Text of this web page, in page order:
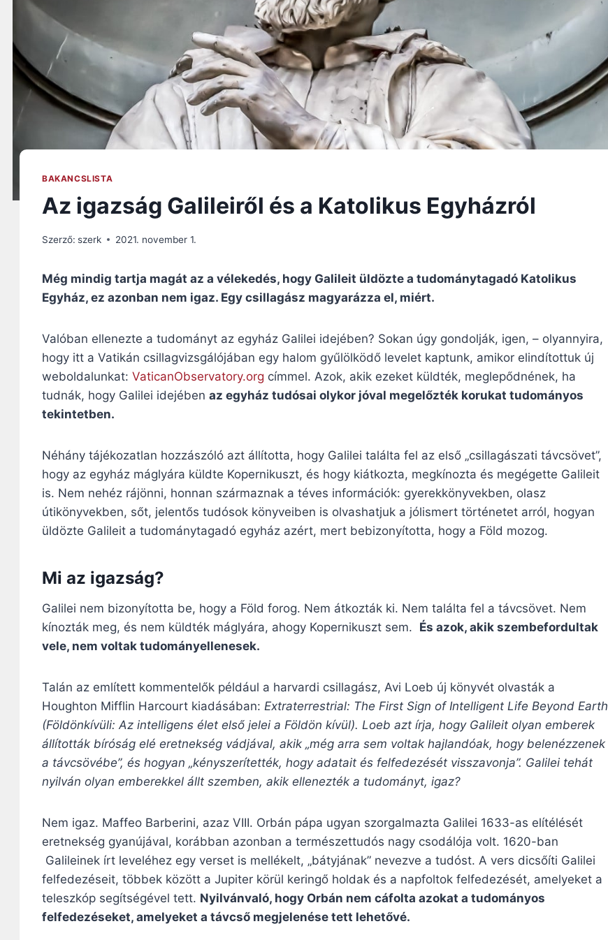
BAKANCSLISTA
Az igazság Galileiről és a Katolikus Egyházról
Szerző: szerk 2021. november 1.
Még mindig tartja magát az a vélekedés, hogy Galileit üldözte a tudománytagadó Katolikus
Egyház, ez azonban nem igaz. Egy csillagász magyarázza el, miért.
Valóban ellenezte a tudományt az egyház Galilei idejében? Sokan úgy gondolják, igen, – olyannyira,
hogy itt a Vatikán csillagvizsgálójában egy halom gyűlölködő levelet kaptunk, amikor elindítottuk új
weboldalunkat: VaticanObservatory.org címmel. Azok, akik ezeket küldték, meglepődnének, ha
tudnák, hogy Galilei idejében az egyház tudósai olykor jóval megelőzték korukat tudományos
tekintetben.
Néhány tájékozatlan hozzászóló azt állította, hogy Galilei találta fel az első „csillagászati távcsövet”,
hogy az egyház máglyára küldte Kopernikuszt, és hogy kiátkozta, megkínozta és megégette Galileit
is. Nem nehéz rájönni, honnan származnak a téves információk: gyerekkönyvekben, olasz
útikönyvekben, sőt, jelentős tudósok könyveiben is olvashatjuk a jólismert történetet arról, hogyan
üldözte Galileit a tudománytagadó egyház azért, mert bebizonyította, hogy a Föld mozog.
Mi az igazság?
Galilei nem bizonyította be, hogy a Föld forog. Nem átkozták ki. Nem találta fel a távcsövet. Nem
kínozták meg, és nem küldték máglyára, ahogy Kopernikuszt sem. És azok, akik szembefordultak
vele, nem voltak tudományellenesek.
Talán az említett kommentelők például a harvardi csillagász, Avi Loeb új könyvét olvasták a
Houghton Mifflin Harcourt kiadásában: Extraterrestrial: The First Sign of Intelligent Life Beyond Earth
(Földönkívüli: Az intelligens élet első jelei a Földön kívül). Loeb azt írja, hogy Galileit olyan emberek
állították bíróság elé eretnekség vádjával, akik „még arra sem voltak hajlandóak, hogy belenézzenek
a távcsövébe”, és hogyan „kényszerítették, hogy adatait és felfedezését visszavonja”. Galilei tehát
nyilván olyan emberekkel állt szemben, akik ellenezték a tudományt, igaz?
Nem igaz. Maffeo Barberini, azaz VIII. Orbán pápa ugyan szorgalmazta Galilei 1633-as elítélését
eretnekség gyanújával, korábban azonban a természettudós nagy csodálója volt. 1620-ban
Galileinek írt leveléhez egy verset is mellékelt, „bátyjának” nevezve a tudóst. A vers dicsőíti Galilei
felfedezéseit, többek között a Jupiter körül keringő holdak és a napfoltok felfedezését, amelyeket a
teleszkóp segítségével tett. Nyilvánvaló, hogy Orbán nem cáfolta azokat a tudományos
felfedezéseket, amelyeket a távcső megjelenése tett lehetővé.